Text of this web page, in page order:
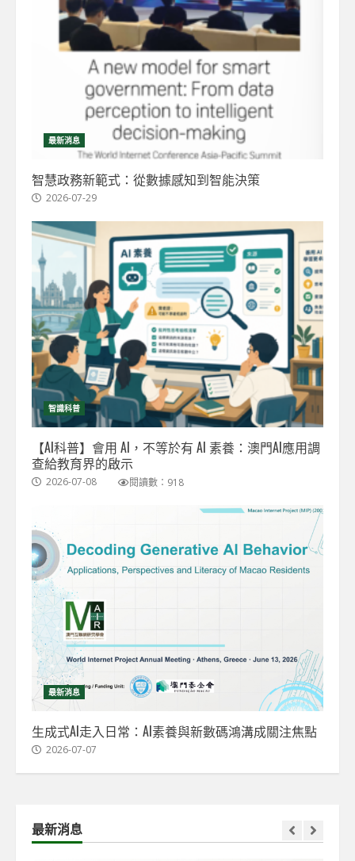
最新消息
智慧政務新範式：從數據感知到智能決策
2026-07-29
智識科普
【AI科普】會用 AI，不等於有 AI 素養：澳門AI應用調
查給教育界的啟示
2026-07-08 閱讀數：918
最新消息
生成式AI走入日常：AI素養與新數碼鴻溝成關注焦點
2026-07-07
最新消息